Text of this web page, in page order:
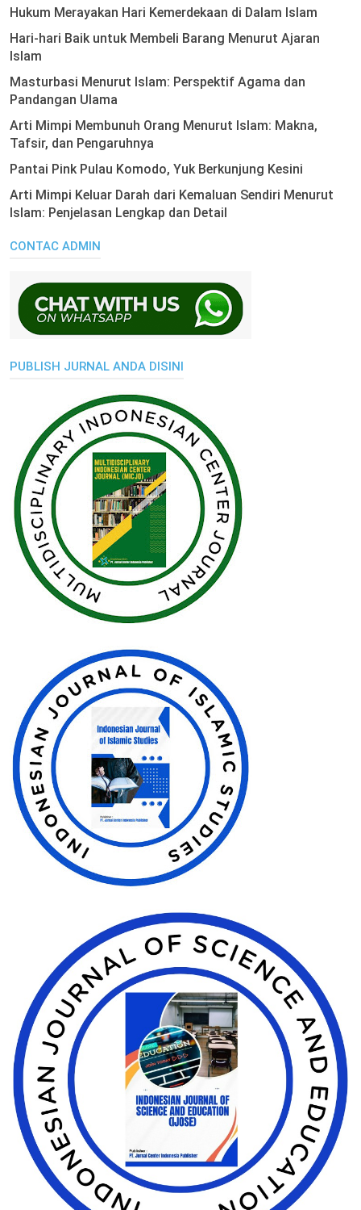
Hukum Merayakan Hari Kemerdekaan di Dalam Islam
Hari-hari Baik untuk Membeli Barang Menurut Ajaran
Islam
Masturbasi Menurut Islam: Perspektif Agama dan
Pandangan Ulama
Arti Mimpi Membunuh Orang Menurut Islam: Makna,
Tafsir, dan Pengaruhnya
Pantai Pink Pulau Komodo, Yuk Berkunjung Kesini
Arti Mimpi Keluar Darah dari Kemaluan Sendiri Menurut
Islam: Penjelasan Lengkap dan Detail
CONTAC ADMIN
PUBLISH JURNAL ANDA DISINI